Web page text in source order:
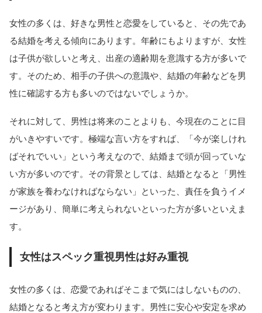
女性の多くは、好きな男性と恋愛をしていると、その先であ
る結婚を考える傾向にあります。年齢にもよりますが、女性
は子供が欲しいと考え、出産の適齢期を意識する方が多いで
す。そのため、相手の子供への意識や、結婚の年齢などを男
性に確認する方も多いのではないでしょうか。
それに対して、男性は将来のことよりも、今現在のことに目
がいきやすいです。極端な言い方をすれば、「今が楽しけれ
ばそれでいい」という考えなので、結婚まで頭が回っていな
い方が多いのです。その背景としては、結婚となると「男性
が家族を養わなければならない」といった、責任を負うイメ
ージがあり、簡単に考えられないといった方が多いといえま
す。
女性はスペック重視男性は好み重視
女性の多くは、恋愛であればそこまで気にはしないものの、
結婚となると考え方が変わります。男性に安心や安定を求め